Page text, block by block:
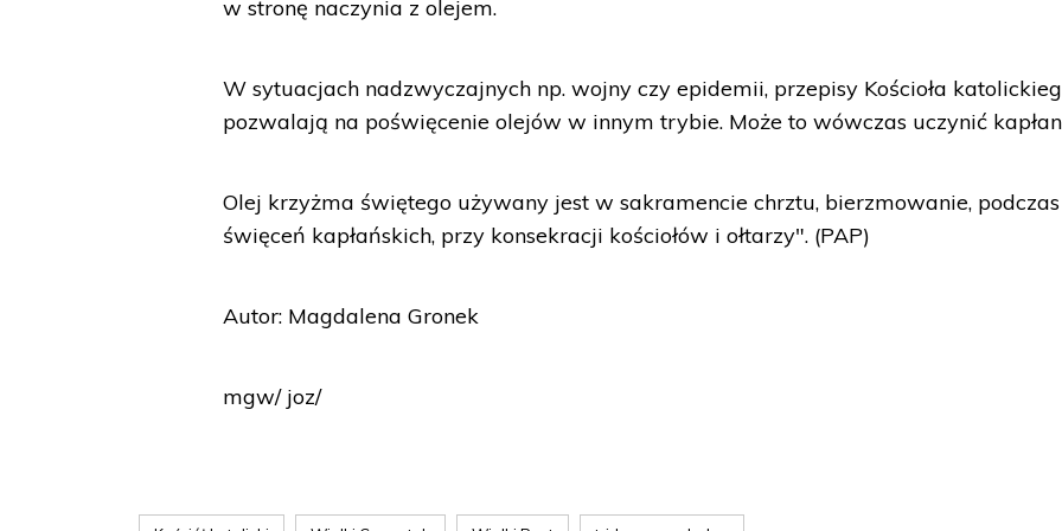
w stronę naczynia z olejem.
W sytuacjach nadzwyczajnych np. wojny czy epidemii, przepisy Kościoła
pozwalają na poświęcenie olejów w innym trybie. Może to wówczas uczynić
Olej krzyżma świętego używany jest w sakramencie chrztu, bierzmowanie, podczas
święceń kapłańskich, przy konsekracji kościołów i ołtarzy". (PAP)
Autor: Magdalena Gronek
mgw/ joz/